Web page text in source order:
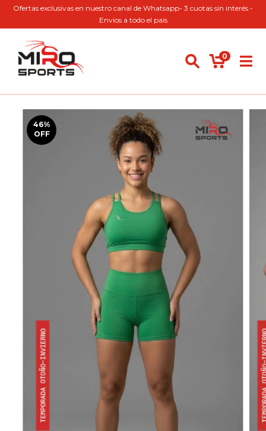
Ofertas exclusivas en nuestro canal de Whatsapp- 3 cuotas sin interés -
Envios a todo el pais
0
46%
OFF